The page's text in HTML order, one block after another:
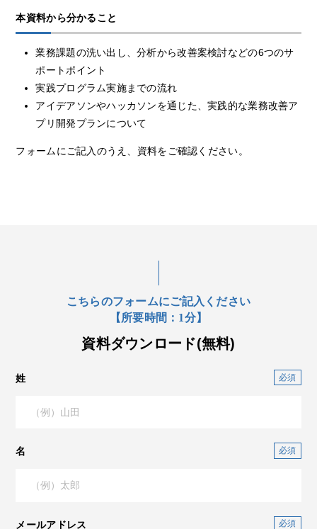
本資料から分かること
業務課題の洗い出し、分析から改善案検討などの6つのサ
ポートポイント
実践プログラム実施までの流れ
アイデアソンやハッカソンを通じた、実践的な業務改善ア
プリ開発プランについて
フォームにご記入のうえ、資料をご確認ください。
こちらのフォームにご記入ください
【所要時間：1分】
資料ダウンロード(無料)
姓
名
メールアドレス